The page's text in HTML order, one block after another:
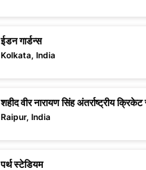
ईडन गार्डन्स
Kolkata, India
शहीद वीर नारायण सिंह अंतर्राष्ट्रीय
Raipur, India
पर्थ स्टेडियम